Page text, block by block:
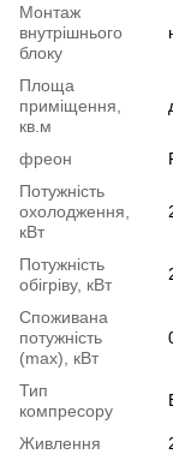
Монтаж
внутрішнього
блоку
Площа
приміщення,
кв.м
фреон
Потужність
охолодження,
кВт
Потужність
обігріву, кВт
Споживана
потужність
(max), кВт
Тип
компресору
Живлення